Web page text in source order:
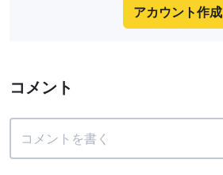
アカウント作成
コメント